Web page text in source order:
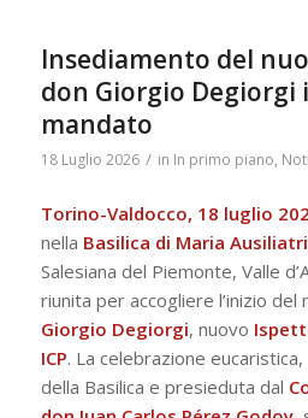
Insediamento del
don Giorgio Degiorgi
mandato
18 Luglio 2026 / in In primo piano,
Torino-Valdocco, 18 luglio
nella Basilica di Maria
Salesiana del Piemonte, Valle
riunita per accogliere l’inizio del
Giorgio Degiorgi, nuovo
ICP. La celebrazione
della Basilica e presieduta dal